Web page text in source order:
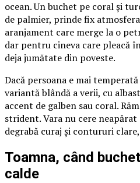
ocean. Un buchet pe coral și
de palmier, prinde fix
aranjament care merge la o
dar pentru cineva care pleacă
deja jumătate din poveste.
Dacă persoana e mai
variantă blândă a verii, cu
accent de galben sau coral.
strident. Vara nu cere
degrabă curaj și contururi
Toamna, când
calde